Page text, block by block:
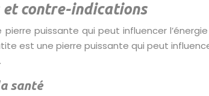
et contre-indications
pierre puissante qui peut influencer
est une pierre puissante qui peut
santé